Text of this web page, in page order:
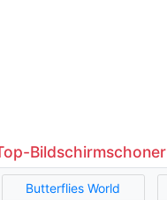
Bildschirmschoner
Butterflies World